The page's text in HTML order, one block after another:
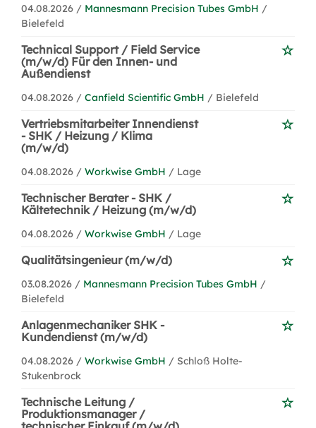
04.08.2026 / Mannesmann Precision Tubes GmbH /
Bielefeld
Technical Support / Field Service
(m/w/d) Für den Innen- und
Außendienst
04.08.2026 / Canfield Scientific GmbH / Bielefeld
Vertriebsmitarbeiter Innendienst
- SHK / Heizung / Klima
(m/w/d)
04.08.2026 / Workwise GmbH / Lage
Technischer Berater - SHK /
Kältetechnik / Heizung (m/w/d)
04.08.2026 / Workwise GmbH / Lage
Qualitätsingenieur (m/w/d)
03.08.2026 / Mannesmann Precision Tubes GmbH /
Bielefeld
Anlagenmechaniker SHK -
Kundendienst (m/w/d)
04.08.2026 / Workwise GmbH / Schloß Holte-
Stukenbrock
Technische Leitung /
Produktionsmanager /